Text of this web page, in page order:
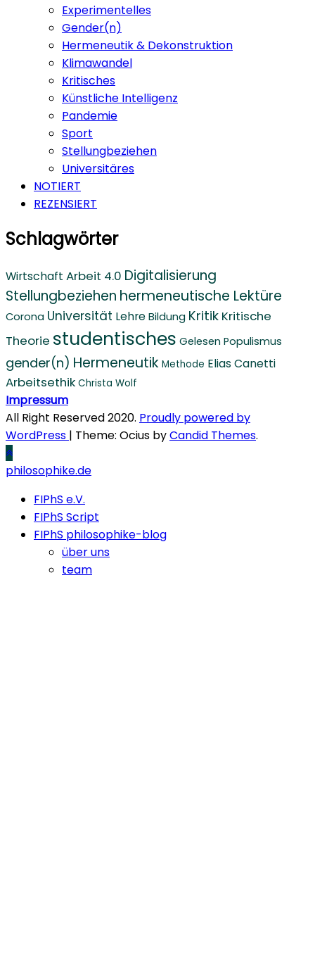
Experimentelles
Gender(n)
Hermeneutik & Dekonstruktion
Klimawandel
Kritisches
Künstliche Intelligenz
Pandemie
Sport
Stellungbeziehen
Universitäres
NOTIERT
REZENSIERT
Schlagwörter
Wirtschaft Arbeit 4.0 Digitalisierung
Stellungbeziehen hermeneutische Lektüre
Corona Universität Lehre Bildung Kritik Kritische
Theorie studentisches Gelesen Populismus
gender(n) Hermeneutik Methode Elias Canetti
Arbeitsethik Christa Wolf
Impressum
All Right Reserved 2020. Proudly powered by
WordPress | Theme: Ocius byCandid Themes.
philosophike.de
FIPhS e.V.
FIPhS Script
FIPhS philosophike-blog
über uns
team